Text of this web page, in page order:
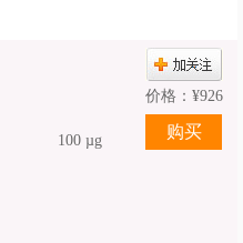
100 µg
价格： ¥926